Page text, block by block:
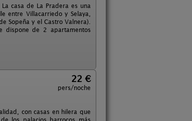
casa de La Pradera es una
entre Villacarriedo y Selaya,
Sopeña y el Castro Valnera).
dispone de 2 apartamentos
22 €
pers/noche
con casas en hilera que
los palacios barrocos más